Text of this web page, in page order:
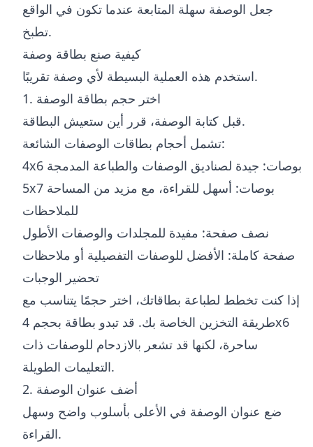
جعل الوصفة سهلة المتابعة عندما تكون في الواقع
تطبخ.
كيفية صنع بطاقة وصفة
استخدم هذه العملية البسيطة لأي وصفة تقريبًا.
1. اختر حجم بطاقة الوصفة
قبل كتابة الوصفة، قرر أين ستعيش البطاقة.
تشمل أحجام بطاقات الوصفات الشائعة:
4x6 بوصات: جيدة لصناديق الوصفات والطباعة المدمجة
5x7 بوصات: أسهل للقراءة، مع مزيد من المساحة
للملاحظات
نصف صفحة: مفيدة للمجلدات والوصفات الأطول
صفحة كاملة: الأفضل للوصفات التفصيلية أو ملاحظات
تحضير الوجبات
إذا كنت تخطط لطباعة بطاقاتك، اختر حجمًا يتناسب مع
طريقة التخزين الخاصة بك. قد تبدو بطاقة بحجم 4x6
ساحرة، لكنها قد تشعر بالازدحام للوصفات ذات
التعليمات الطويلة.
2. أضف عنوان الوصفة
ضع عنوان الوصفة في الأعلى بأسلوب واضح وسهل
القراءة.